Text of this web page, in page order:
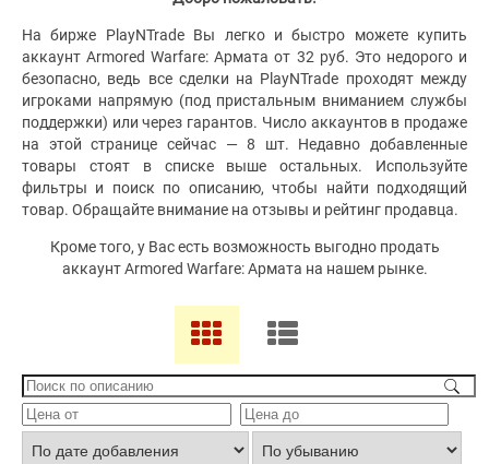
На бирже PlayNTrade Вы легко и быстро можете купить
аккаунт Armored Warfare: Армата от 32 руб. Это недорого и
безопасно, ведь все сделки на PlayNTrade проходят между
игроками напрямую (под пристальным вниманием службы
поддержки) или через гарантов. Число аккаунтов в продаже
на этой странице сейчас — 8 шт. Недавно добавленные
товары стоят в списке выше остальных. Используйте
фильтры и поиск по описанию, чтобы найти подходящий
товар. Обращайте внимание на отзывы и рейтинг продавца.
Кроме того, у Вас есть возможность выгодно продать
аккаунт Armored Warfare: Армата на нашем рынке.